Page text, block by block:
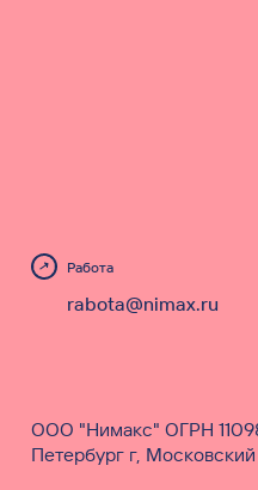
Работа
rabota@nimax.ru
ООО "Нимакс" ОГРН
Петербург г,